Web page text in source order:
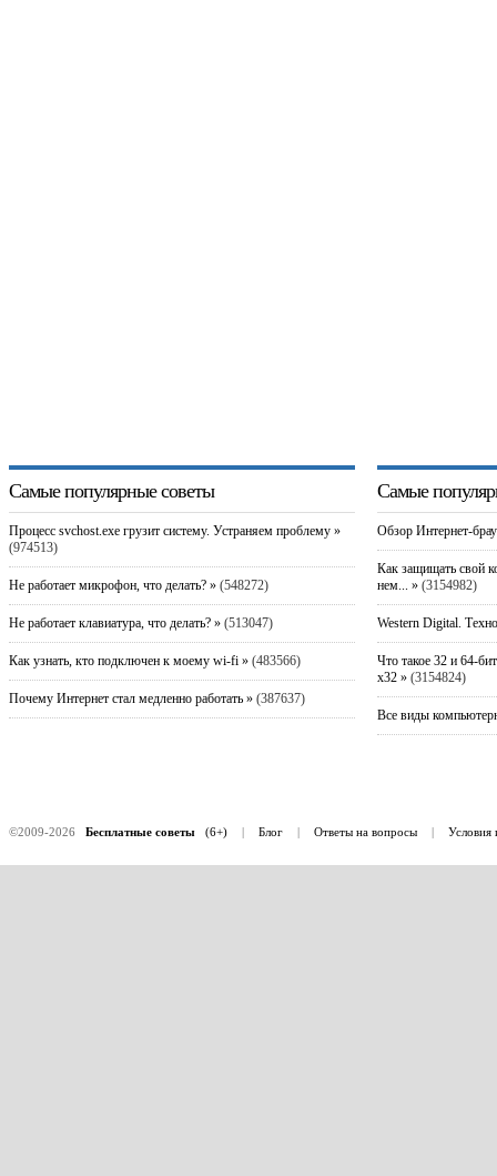
Самые популярные советы
Процесс svchost.exe грузит систему. Устраняем проблему »
(974513)
Не работает микрофон, что делать? »(548272)
Не работает клавиатура, что делать? »(513047)
Как узнать, кто подключен к моему wi-fi »(483566)
Почему Интернет стал медленно работать »(387637)
Самые
Обзор Интернет-
Как защищать свой
нем... »(3154982)
Western Digital.
Что такое 32 и 64-
x32 »(3154824)
Все виды
©2009-2026 Бесплатные советы(6+) | Блог | Ответы на вопросы | Условия